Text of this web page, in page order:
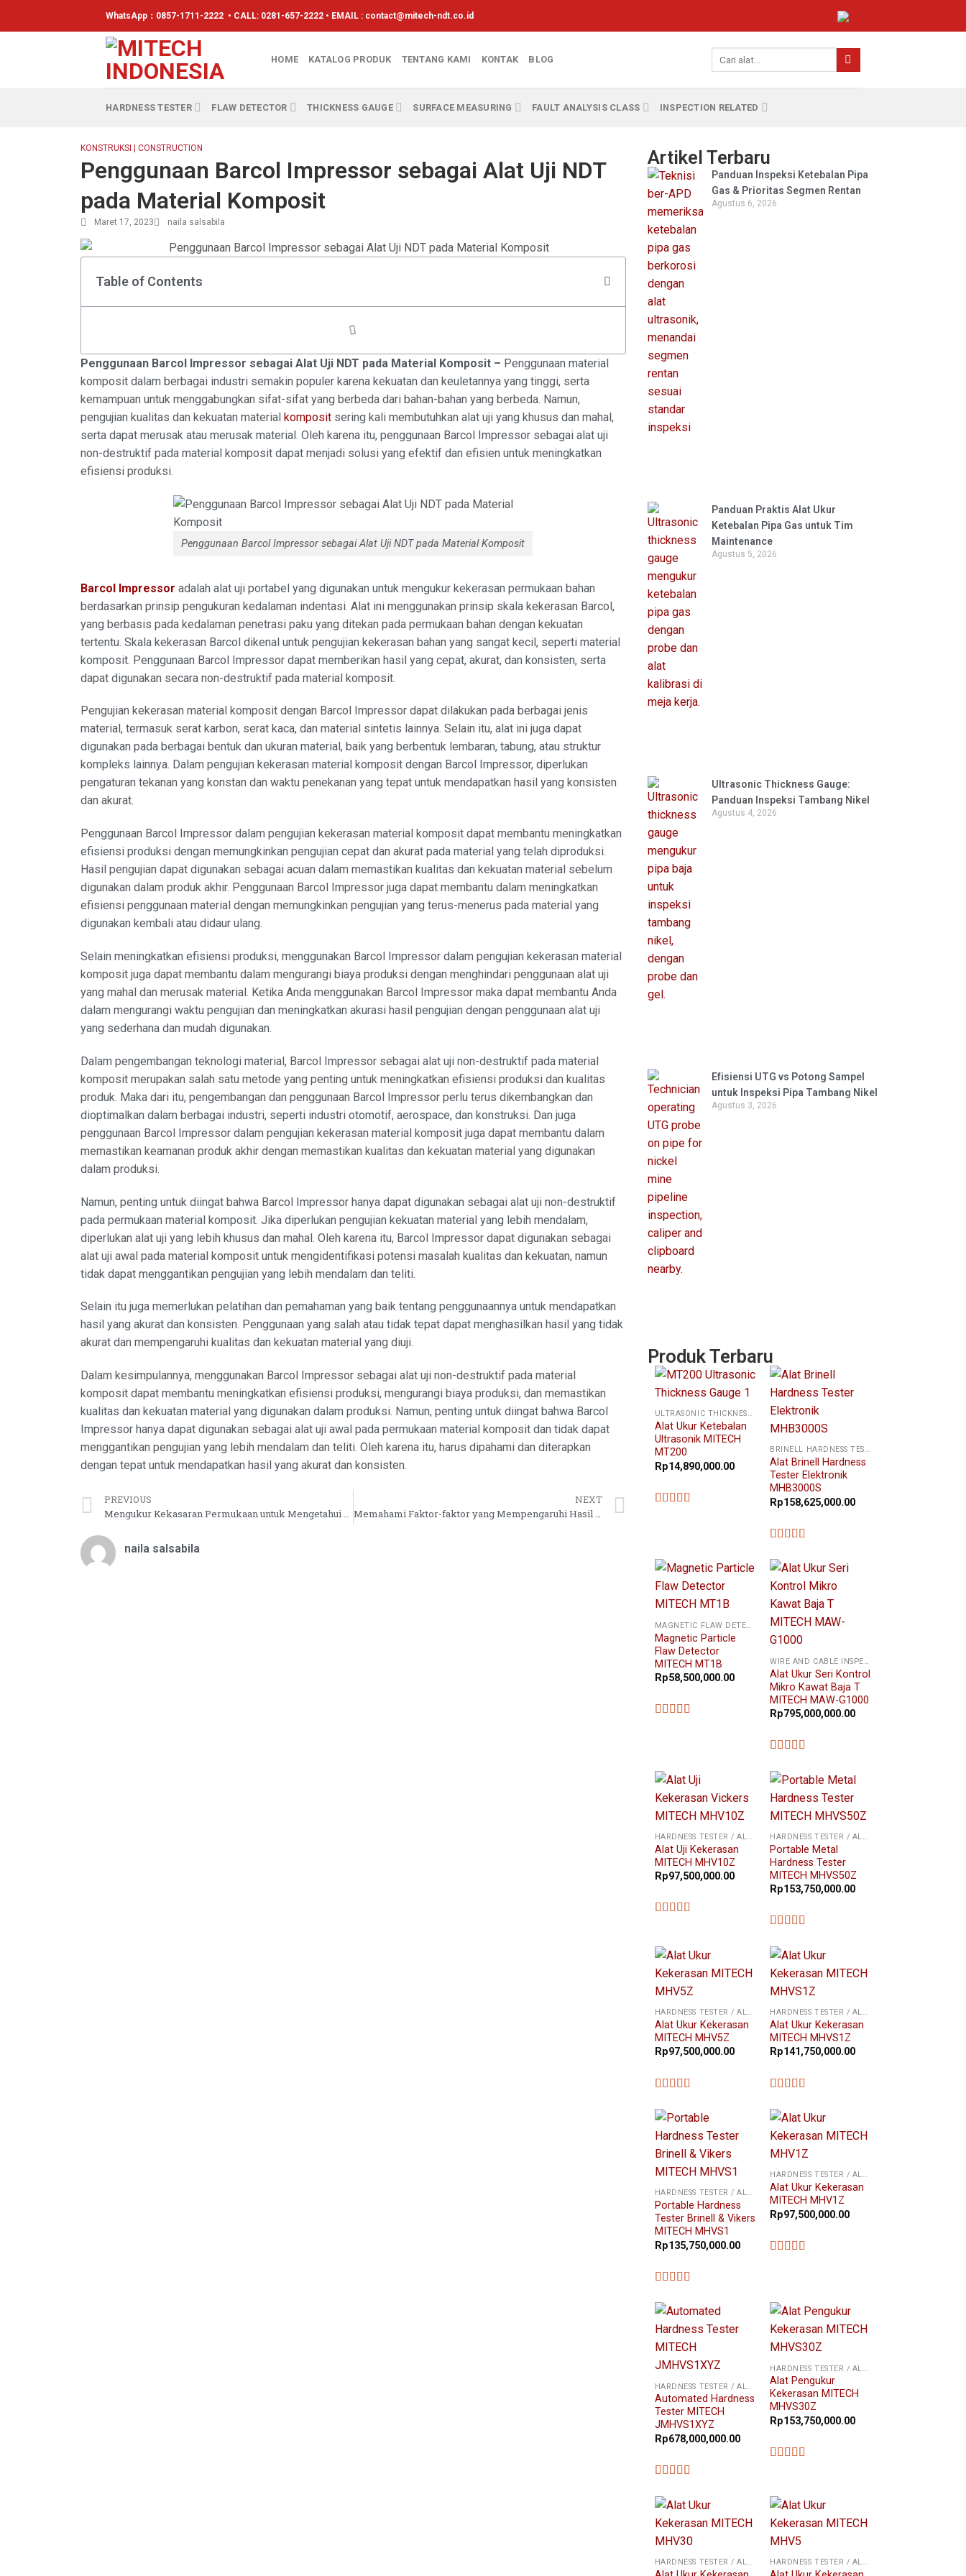
WhatsApp： 0857-1711-2222 • CALL: 0281-657-2222 • EMAIL : contact@mitech-ndt.co.id
HOME KATALOG PRODUK TENTANG KAMI KONTAK BLOG
HARDNESS TESTER FLAW DETECTOR THICKNESS GAUGE SURFACE MEASURING FAULT ANALYSIS CLASS INSPECTION RELATED
KONSTRUKSI | CONSTRUCTION
Penggunaan Barcol Impressor sebagai Alat Uji NDT
pada Material Komposit
Maret 17, 2023 naila salsabila
Table of Contents
Penggunaan Barcol Impressor sebagai Alat Uji NDT pada Material Komposit – Penggunaan material
komposit dalam berbagai industri semakin populer karena kekuatan dan keuletannya yang tinggi, serta
kemampuan untuk menggabungkan sifat-sifat yang berbeda dari bahan-bahan yang berbeda. Namun,
pengujian kualitas dan kekuatan material komposit sering kali membutuhkan alat uji yang khusus dan mahal,
serta dapat merusak atau merusak material. Oleh karena itu, penggunaan Barcol Impressor sebagai alat uji
non-destruktif pada material komposit dapat menjadi solusi yang efektif dan efisien untuk meningkatkan
efisiensi produksi.
Penggunaan Barcol Impressor sebagai Alat Uji NDT pada Material Komposit
Barcol Impressor adalah alat uji portabel yang digunakan untuk mengukur kekerasan permukaan bahan
berdasarkan prinsip pengukuran kedalaman indentasi. Alat ini menggunakan prinsip skala kekerasan Barcol,
yang berbasis pada kedalaman penetrasi paku yang ditekan pada permukaan bahan dengan kekuatan
tertentu. Skala kekerasan Barcol dikenal untuk pengujian kekerasan bahan yang sangat kecil, seperti material
komposit. Penggunaan Barcol Impressor dapat memberikan hasil yang cepat, akurat, dan konsisten, serta
dapat digunakan secara non-destruktif pada material komposit.
Pengujian kekerasan material komposit dengan Barcol Impressor dapat dilakukan pada berbagai jenis
material, termasuk serat karbon, serat kaca, dan material sintetis lainnya. Selain itu, alat ini juga dapat
digunakan pada berbagai bentuk dan ukuran material, baik yang berbentuk lembaran, tabung, atau struktur
kompleks lainnya. Dalam pengujian kekerasan material komposit dengan Barcol Impressor, diperlukan
pengaturan tekanan yang konstan dan waktu penekanan yang tepat untuk mendapatkan hasil yang konsisten
dan akurat.
Penggunaan Barcol Impressor dalam pengujian kekerasan material komposit dapat membantu meningkatkan
efisiensi produksi dengan memungkinkan pengujian cepat dan akurat pada material yang telah diproduksi.
Hasil pengujian dapat digunakan sebagai acuan dalam memastikan kualitas dan kekuatan material sebelum
digunakan dalam produk akhir. Penggunaan Barcol Impressor juga dapat membantu dalam meningkatkan
efisiensi penggunaan material dengan memungkinkan pengujian yang terus-menerus pada material yang
digunakan kembali atau didaur ulang.
Selain meningkatkan efisiensi produksi, menggunakan Barcol Impressor dalam pengujian kekerasan material
komposit juga dapat membantu dalam mengurangi biaya produksi dengan menghindari penggunaan alat uji
yang mahal dan merusak material. Ketika Anda menggunakan Barcol Impressor maka dapat membantu Anda
dalam mengurangi waktu pengujian dan meningkatkan akurasi hasil pengujian dengan penggunaan alat uji
yang sederhana dan mudah digunakan.
Dalam pengembangan teknologi material, Barcol Impressor sebagai alat uji non-destruktif pada material
komposit merupakan salah satu metode yang penting untuk meningkatkan efisiensi produksi dan kualitas
produk. Maka dari itu, pengembangan dan penggunaan Barcol Impressor perlu terus dikembangkan dan
dioptimalkan dalam berbagai industri, seperti industri otomotif, aerospace, dan konstruksi. Dan juga
penggunaan Barcol Impressor dalam pengujian kekerasan material komposit juga dapat membantu dalam
memastikan keamanan produk akhir dengan memastikan kualitas dan kekuatan material yang digunakan
dalam produksi.
Namun, penting untuk diingat bahwa Barcol Impressor hanya dapat digunakan sebagai alat uji non-destruktif
pada permukaan material komposit. Jika diperlukan pengujian kekuatan material yang lebih mendalam,
diperlukan alat uji yang lebih khusus dan mahal. Oleh karena itu, Barcol Impressor dapat digunakan sebagai
alat uji awal pada material komposit untuk mengidentifikasi potensi masalah kualitas dan kekuatan, namun
tidak dapat menggantikan pengujian yang lebih mendalam dan teliti.
Selain itu juga memerlukan pelatihan dan pemahaman yang baik tentang penggunaannya untuk mendapatkan
hasil yang akurat dan konsisten. Penggunaan yang salah atau tidak tepat dapat menghasilkan hasil yang tidak
akurat dan mempengaruhi kualitas dan kekuatan material yang diuji.
Dalam kesimpulannya, menggunakan Barcol Impressor sebagai alat uji non-destruktif pada material
komposit dapat membantu meningkatkan efisiensi produksi, mengurangi biaya produksi, dan memastikan
kualitas dan kekuatan material yang digunakan dalam produksi. Namun, penting untuk diingat bahwa Barcol
Impressor hanya dapat digunakan sebagai alat uji awal pada permukaan material komposit dan tidak dapat
menggantikan pengujian yang lebih mendalam dan teliti. Oleh karena itu, harus dipahami dan diterapkan
dengan tepat untuk mendapatkan hasil yang akurat dan konsisten.
PREVIOUS
Mengukur Kekasaran Permukaan untuk Mengetahui Tingkat Abresi pada Bahan dengan Roughness Tester
NEXT
Memahami Faktor-faktor yang Mempengaruhi Hasil Pengukuran Kekerasan Material dengan Hardness Tester
naila salsabila
Artikel Terbaru
Panduan Inspeksi Ketebalan Pipa
Gas & Prioritas Segmen Rentan
Agustus 6, 2026
Panduan Praktis Alat Ukur
Ketebalan Pipa Gas untuk Tim
Maintenance
Agustus 5, 2026
Ultrasonic Thickness Gauge:
Panduan Inspeksi Tambang Nikel
Agustus 4, 2026
Efisiensi UTG vs Potong Sampel
untuk Inspeksi Pipa Tambang Nikel
Agustus 3, 2026
Produk Terbaru
ULTRASONIC THICKNESS GAUGE
Alat Ukur Ketebalan
Ultrasonik MITECH
MT200
Rp14,890,000.00
BRINELL HARDNESS TESTER
Alat Brinell Hardness
Tester Elektronik
MHB3000S
Rp158,625,000.00
MAGNETIC FLAW DETECTOR
Magnetic Particle
Flaw Detector
MITECH MT1B
Rp58,500,000.00
WIRE AND CABLE INSPECTION
Alat Ukur Seri Kontrol
Mikro Kawat Baja T
MITECH MAW-G1000
Rp795,000,000.00
HARDNESS TESTER / ALAT UKUR KEKERASAN
Alat Uji Kekerasan
MITECH MHV10Z
Rp97,500,000.00
HARDNESS TESTER / ALAT UKUR KEKERASAN
Portable Metal
Hardness Tester
MITECH MHVS50Z
Rp153,750,000.00
HARDNESS TESTER / ALAT UKUR KEKERASAN
Alat Ukur Kekerasan
MITECH MHV5Z
Rp97,500,000.00
HARDNESS TESTER / ALAT UKUR KEKERASAN
Alat Ukur Kekerasan
MITECH MHVS1Z
Rp141,750,000.00
HARDNESS TESTER / ALAT UKUR KEKERASAN
Portable Hardness
Tester Brinell & Vikers
MITECH MHVS1
Rp135,750,000.00
HARDNESS TESTER / ALAT UKUR KEKERASAN
Alat Ukur Kekerasan
MITECH MHV1Z
Rp97,500,000.00
Automated Hardness
Tester MITECH
JMHVS1XYZ
Rp678,000,000.00
Alat Pengukur
Kekerasan MITECH
MHVS30Z
Rp153,750,000.00
HARDNESS TESTER / ALAT UKUR KEKERASAN HARDNESS TESTER / ALAT UKUR KEKERASAN